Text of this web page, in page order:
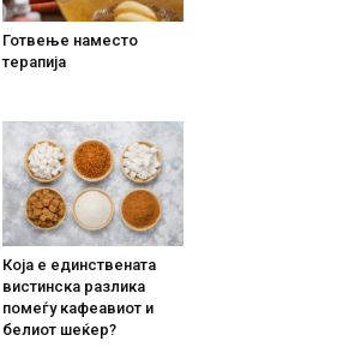
Готвење наместо
терапија
Која е единствената
вистинска разлика
помеѓу кафеавиот и
белиот шеќер?